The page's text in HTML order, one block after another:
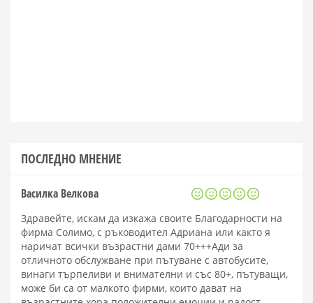
ПОСЛЕДНО МНЕНИЕ
Василка Велкова
Здравейте, искам да изкажа своите Благодарности на
фирма Солимо, с ръководител Адриана или както я
наричат всички възрастни дами 70+++Ади за
отличното обслужване при пътуване с автобусите,
винаги търпеливи и внимателни и със 80+, пътуващи,
може би са от малкото фирми, които дават на